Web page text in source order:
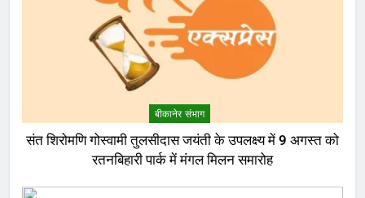
बीकानेर संभाग
संत शिरोमणि गोस्वामी तुलसीदास जयंती के उपलक्ष्य में 9 अगस्त को
रतनबिहारी पार्क में मंगल मिलन समारोह